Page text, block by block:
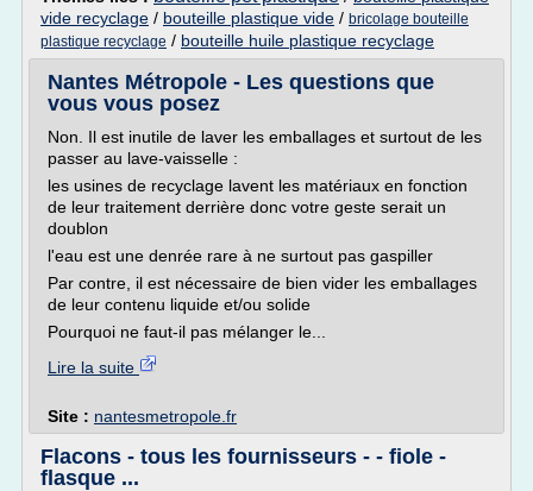
vide recyclage / bouteille plastique vide / bricolage bouteille
plastique recyclage / bouteille huile plastique recyclage
Nantes Métropole - Les questions que
vous vous posez
Non. Il est inutile de laver les emballages et surtout de les
passer au lave-vaisselle :
les usines de recyclage lavent les matériaux en fonction
de leur traitement derrière donc votre geste serait un
doublon
l'eau est une denrée rare à ne surtout pas gaspiller
Par contre, il est nécessaire de bien vider les emballages
de leur contenu liquide et/ou solide
Pourquoi ne faut-il pas mélanger le...
Lire la suite
Site : nantesmetropole.fr
Flacons - tous les fournisseurs - - fiole -
flasque ...